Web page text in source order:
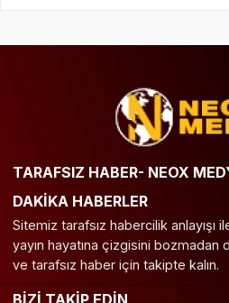
TARAFSIZ HABER- NEOX
DAKİKA HABERLER
Sitemiz tarafsız habercilik anlayışı
yayın hayatına çizgisini
ve tarafsız haber için takipte kalın.